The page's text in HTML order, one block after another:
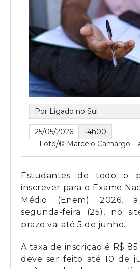
Por Ligado no Sul
25/05/2026
14h00
Foto/© Marcelo Camargo –
Estudantes de todo o
inscrever para o Exame
Médio (Enem) 2026,
segunda-feira (25), no
prazo vai até 5 de junho.
A taxa de inscrição é R$
deve ser feito até 10 de